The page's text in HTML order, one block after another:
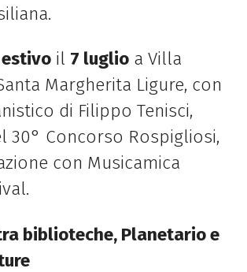
il 7 luglioa Villa
Margherita Ligure, con
di Filippo Tenisci,
30° Concorso Rospigliosi,
con Musicamica
biblioteche, Planetario e